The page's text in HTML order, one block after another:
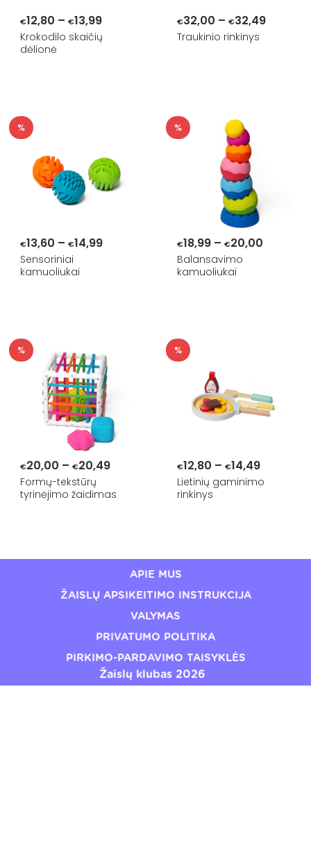
€12,80 – €13,99Price
range:
Krokodilo skaičių
dėlionė
€32,00 – €32,49Price
Traukinio rinkinys
%
€13,60 – €14,99Price
Sensoriniai
kamuoliukai
%
€18,99 – €20,00Price
Balansavimo
kamuoliukai
%
€20,00 – €20,49Price
€20,00
Formų-tekstūrų
tyrinėjimo žaidimas
%
€12,80 – €14,49Price
range:
Lietinių gaminimo
rinkinys
APIE MUS
ŽAISLŲ APSIKEITIMO INSTRUKCIJA
VALYMAS
PRIVATUMO POLITIKA
PIRKIMO-PARDAVIMO TAISYKLĖS
Žaislų klubas 2026